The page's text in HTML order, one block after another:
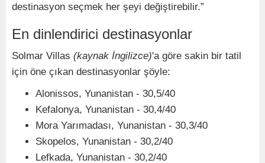
destinasyon seçmek her şeyi değiştirebilir.”
En dinlendirici destinasyonlar
Solmar Villas (kaynak İngilizce)'a göre sakin bir tatil
için öne çıkan destinasyonlar şöyle:
Alonissos, Yunanistan - 30,5/40
Kefalonya, Yunanistan - 30,4/40
Mora Yarımadası, Yunanistan - 30,3/40
Skopelos, Yunanistan - 30,2/40
Lefkada, Yunanistan - 30,2/40